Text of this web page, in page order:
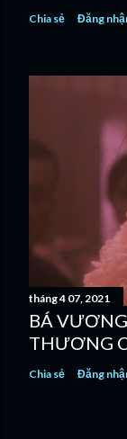
Chia sẻ Đăng
tháng 4 07, 2021
BÁ
THƯƠNG
Chia sẻ Đăng